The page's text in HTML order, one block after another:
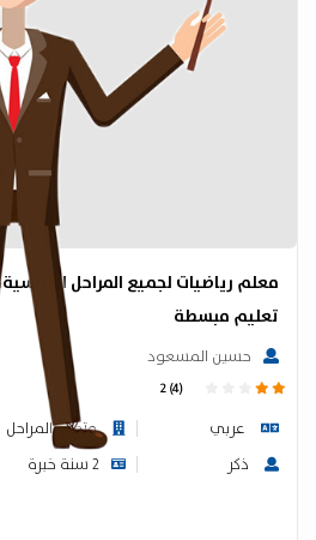
معلم رياضيات لجميع المراحل
تعليم مبسطة
حسين المسعود
2 (4)
عربي متعدد المراحل
ذكر
2 سنة خبرة